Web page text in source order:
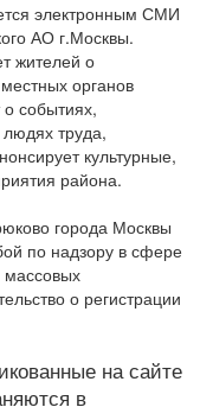
электронным СМИ
АО г.Москвы.
жителей о
органов
о событиях,
труда,
культурные,
района.
города Москвы
по надзору в сфере
массовых
о регистрации
на сайте
в